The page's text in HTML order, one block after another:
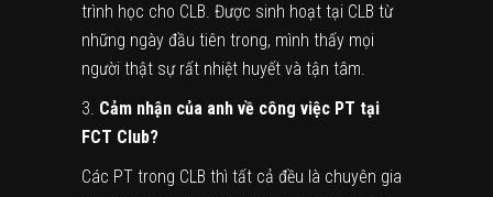
trình học cho CLB. Được sinh hoạt tại CLB từ
những ngày đầu tiên trong, mình thấy mọi
người thật sự rất nhiệt huyết và tận tâm.
3. Cảm nhận của anh về công việc PT tại
FCT Club?
Các PT trong CLB thì tất cả đều là chuyên gia